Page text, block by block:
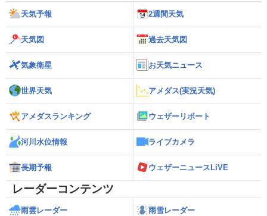
天気予報 2週間天気
天気図 過去天気図
気象衛星 お天気ニュース
世界天気 アメダス(実況天気)
アメダスランキング ウェザーリポート
河川水位情報 ライブカメラ
長期予報 ウェザーニュースLiVE
レーダーコンテンツ
雨雲レーダー 雨雪レーダー